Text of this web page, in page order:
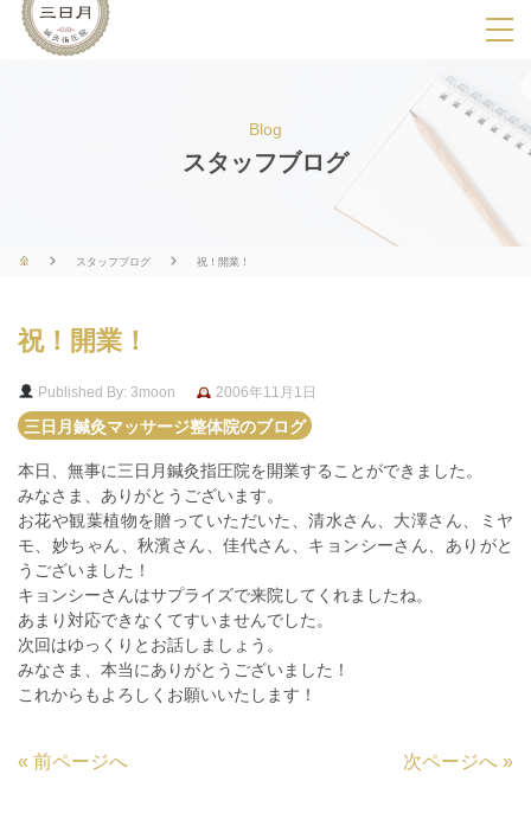
SPメニ
ー
展
用
ボ
Blog
スタッフブログ
スタッフブログ 祝！開業！
祝！開業！
Published By: 3moon
2006年11月1日
三日月鍼灸マッサージ整体院のブログ
本日、無事に三日月鍼灸指圧院を開業することができました。
みなさま、ありがとうございます。
お花や観葉植物を贈っていただいた、清水さん、大澤さん、ミヤ
モ、妙ちゃん、秋濱さん、佳代さん、キョンシーさん、ありがと
うございました！
キョンシーさんはサプライズで来院してくれましたね。
あまり対応できなくてすいませんでした。
次回はゆっくりとお話しましょう。
みなさま、本当にありがとうございました！
これからもよろしくお願いいたします！
« 前ページへ 次ページへ »